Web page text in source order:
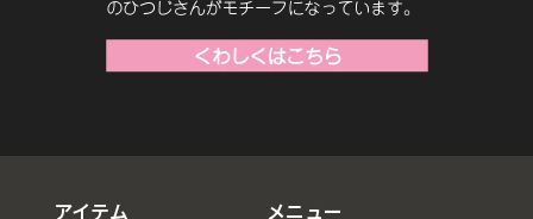
アイテム メニュー